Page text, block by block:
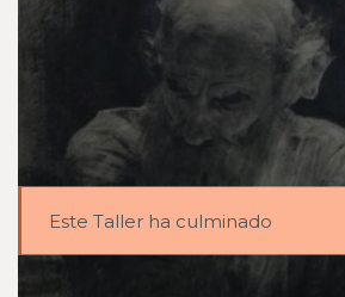
Este Taller ha culminado